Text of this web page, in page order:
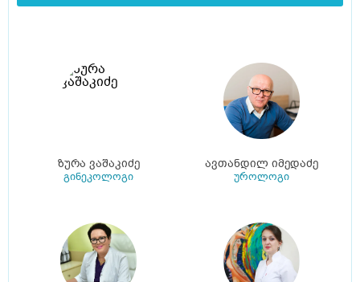
ზურა ვაშაკიძე
გინეკოლოგი
ავთანდილ იმედაძე
უროლოგი